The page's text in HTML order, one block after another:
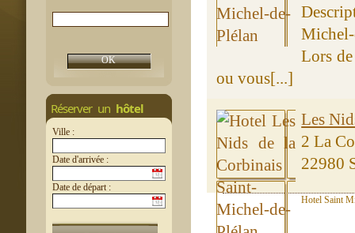
Réserver un hôtel
Ville :
Date d'arrivée :
Date de départ :
Lors
ou vous[...]
Les
2 La
22980
Hotel Saint